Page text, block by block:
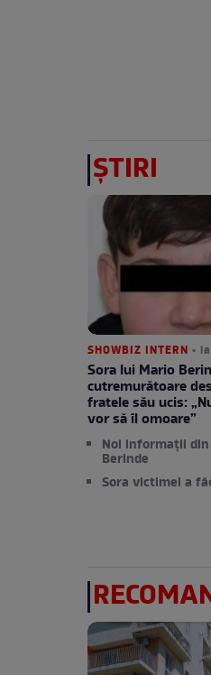
ȘTIRI
SHOWBIZ INTERN •
Sora lui Mario
cutremurătoare
fratele său ucis:
vor să îl omoare”
Noi informații
Berinde
Sora victimei a